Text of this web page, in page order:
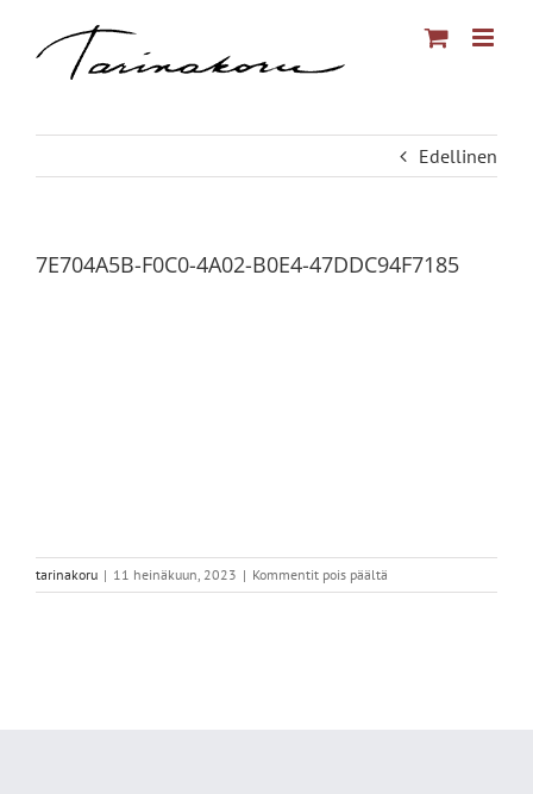
Edellinen
7E704A5B-F0C0-4A02-B0E4-47DDC94F7185
tarinakoru | 11 heinäkuun, 2023 | Kommentit pois päältä
7E704A5B-